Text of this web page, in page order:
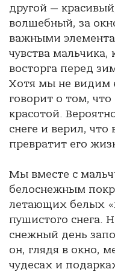
другой —
волшебный, за
важными
чувства
восторга перед
Хотя мы не видим
говорит о том,
красотой.
снеге и верил,
превратит его
Мы вместе с
белоснежным
летающих белых
пушистого снега.
снежный день
он, глядя в окно,
чудесах и